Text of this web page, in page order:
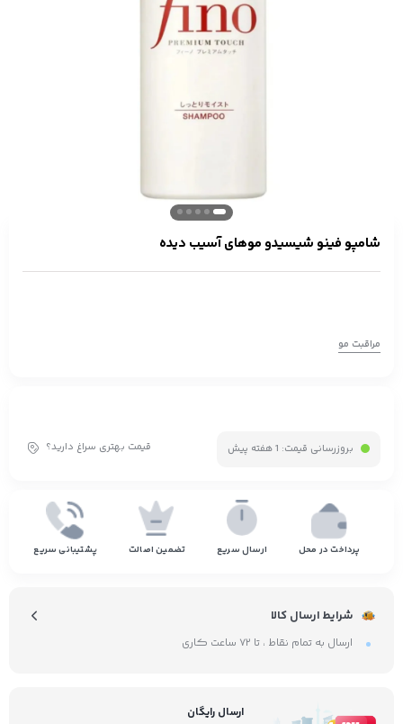
شامپو فینو شیسیدو موهای آسیب دیده
مراقبت مو
بروزرسانی قیمت: 1 هفته پیش قیمت بهتری سراغ دارید؟
پرداخت در محل ارسال سریع تضمین اصالت پشتیبانی سریع
شرایط ارسال کالا
ارسال به تمام نقاط ، تا ۷۲ ساعت کاری
ارسال رایگان